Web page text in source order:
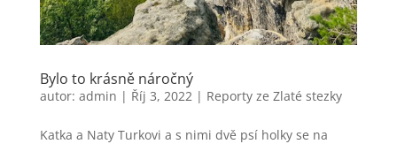
Bylo to krásně náročný
autor: admin | Říj 3, 2022| Reporty ze Zlaté stezky
Katka a Naty Turkovi a s nimi dvě psí holky se na